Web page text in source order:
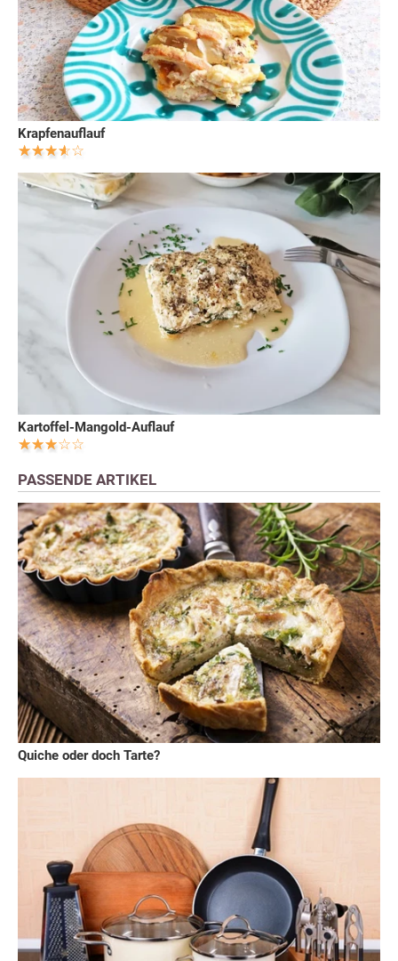
Krapfenauflauf
Kartoffel-Mangold-Auflauf
PASSENDE ARTIKEL
Quiche oder doch Tarte?